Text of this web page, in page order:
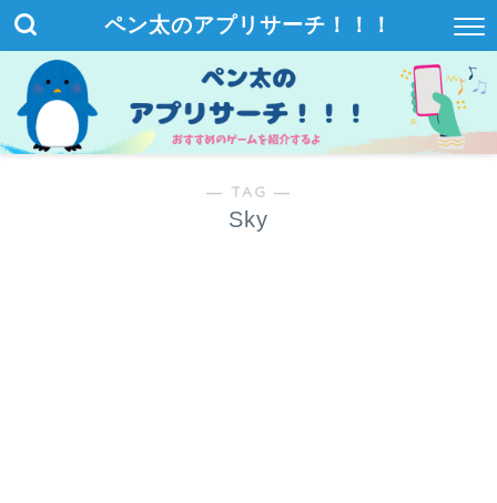
ペン太のアプリサーチ！！！
― TAG ―
Sky